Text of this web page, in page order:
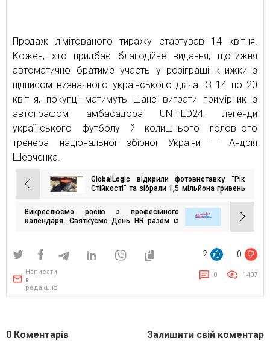
Продаж лімітованого тиражу стартував 14 квітня.
Кожен, хто придбає благодійне видання, щотижня
автоматично братиме участь у розіграші книжки з
підписом визначного українського діяча. З 14 по 20
квітня, покупці матимуть шанс виграти примірник з
автографом амбасадора UNITED24, легенди
українського футболу й колишнього головного
тренера національної збірної України — Андрія
Шевченка.
Навігація
записів
GlobalLogic відкрили фотовиставку “Рік
Стійкості” та зібрали 1,5 мільйона гривень
Викреслюємо росію з професійного
календаря. Святкуємо День HR разом із
2 0
Написати
в
редакцію
0 1407
0 Коментарів Залишити свій коментар